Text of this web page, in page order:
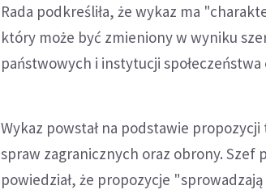
Rada podkreśliła, że wykaz ma
który może być zmieniony w wyniku
państwowych i instytucji
Wykaz powstał na podstawie
spraw zagranicznych oraz obrony. Szef
powiedział, że propozycje